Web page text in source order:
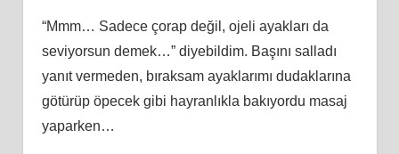
“Mmm… Sadece çorap değil, ojeli ayakları da
seviyorsun demek…” diyebildim. Başını salladı
yanıt vermeden, bıraksam ayaklarımı dudaklarına
götürüp öpecek gibi hayranlıkla bakıyordu masaj
yaparken…